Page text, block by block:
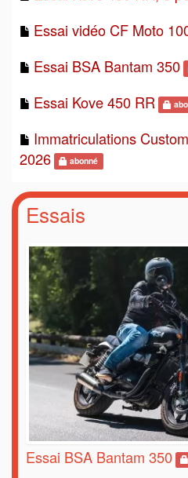
Essai vidéo CF Moto
Essai BSA Bantam 350
Essai Kove 450 RR
Immatriculations
2026
abonné
Essais
Essai BSA Bantam 350